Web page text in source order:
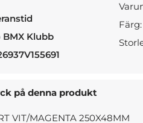
BMX Klubb
Färg:
på denna produkt
VIT/MAGENTA 250X48MM